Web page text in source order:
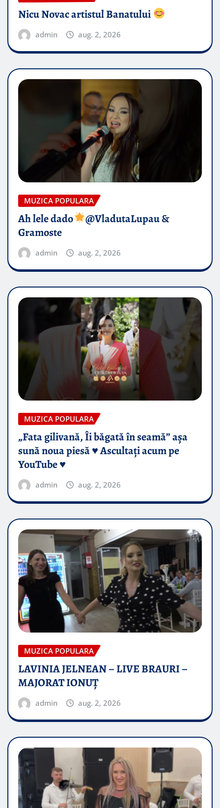
Nicu Novac artistul Banatului
admin aug. 2, 2026
MUZICA POPULARA
Ah lele dado​
@VladutaLupau &
Gramoste
admin aug. 2, 2026
MUZICA POPULARA
„Fata gilivană, Îi băgată în seamă” așa
sună noua piesă ♥️ Ascultați acum pe
YouTube ♥️
admin aug. 2, 2026
MUZICA POPULARA
LAVINIA JELNEAN – LIVE BRAURI –
MAJORAT IONUŢ
admin aug. 2, 2026